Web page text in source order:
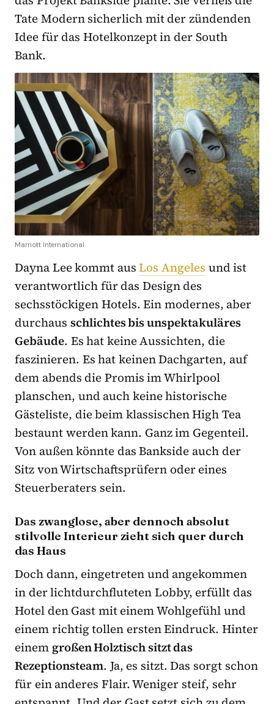
Tate Modern sicherlich mit der zündenden
Idee für das Hotelkonzept in der South
Bank.
Marriott International
Dayna Lee kommt ausLos Angeles und ist
verantwortlich für das Design des
sechsstöckigen Hotels. Ein modernes, aber
durchaus schlichtes bis unspektakuläres
Gebäude. Es hat keine Aussichten, die
faszinieren. Es hat keinen Dachgarten, auf
dem abends die Promis im Whirlpool
planschen, und auch keine historische
Gästeliste, die beim klassischen High Tea
bestaunt werden kann. Ganz im Gegenteil.
Von außen könnte das Bankside auch der
Sitz von Wirtschaftsprüfern oder eines
Steuerberaters sein.
Das zwanglose, aber dennoch absolut
stilvolle Interieur zieht sich quer durch
das Haus
Doch dann, eingetreten und angekommen
in der lichtdurchfluteten Lobby, erfüllt das
Hotel den Gast mit einem Wohlgefühl und
einem richtig tollen ersten Eindruck. Hinter
einem großen Holztisch sitzt das
Rezeptionsteam. Ja, es sitzt. Das sorgt schon
für ein anderes Flair. Weniger steif, sehr